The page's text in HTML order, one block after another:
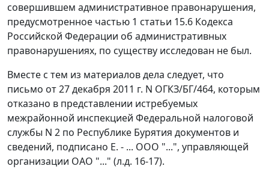
совершившем административное правонарушения,
предусмотренное частью 1 статьи 15.6 Кодекса
Российской Федерации об административных
правонарушениях, по существу исследован не был.
Вместе с тем из материалов дела следует, что
письмо от 27 декабря 2011 г. N ОГКЗ/БГ/464, которым
отказано в представлении истребуемых
межрайонной инспекцией Федеральной налоговой
службы N 2 по Республике Бурятия документов и
сведений, подписано Е. - ... ООО "...", управляющей
организации ОАО "..." (л.д. 16-17).